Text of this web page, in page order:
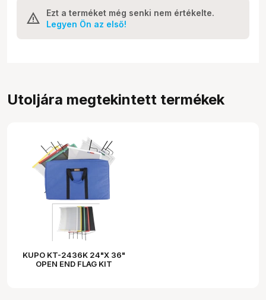
Ezt a terméket még senki nem értékelte.
Legyen Ön az első!
Utoljára megtekintett termékek
KUPO KT-2436K 24"X 36"
OPEN END FLAG KIT